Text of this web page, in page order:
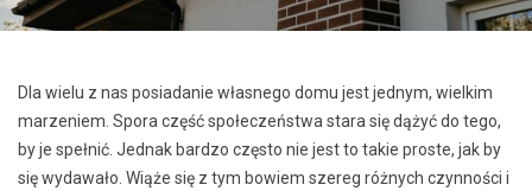
Dla wielu z nas posiadanie własnego domu jest jednym, wielkim
marzeniem. Spora część społeczeństwa stara się dążyć do tego,
by je spełnić. Jednak bardzo często nie jest to takie proste, jak by
się wydawało. Wiąże się z tym bowiem szereg różnych czynności i